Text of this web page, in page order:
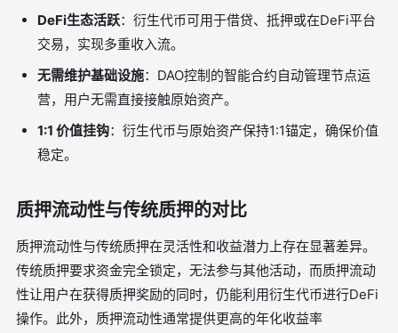
DeFi生态活跃：衍生代币可用于借贷、抵押或在DeFi平台
交易，实现多重收入流。
无需维护基础设施：DAO控制的智能合约自动管理节点运
营，用户无需直接接触原始资产。
1:1 价值挂钩：衍生代币与原始资产保持1:1锚定，确保价值
稳定。
质押流动性与传统质押的对比
质押流动性与传统质押在灵活性和收益潜力上存在显著差异。
传统质押要求资金完全锁定，无法参与其他活动，而质押流动
性让用户在获得质押奖励的同时，仍能利用衍生代币进行DeFi
操作。此外，质押流动性通常提供更高的年化收益率